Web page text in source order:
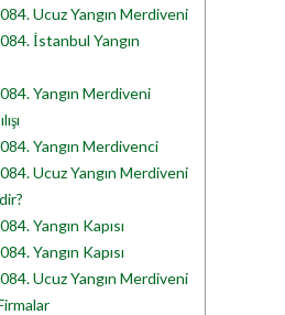
Ucuz Yangın Merdiveni
İstanbul Yangın
Yangın Merdiveni
Yangın Merdivenci
Ucuz Yangın Merdiveni
Yangın Kapısı
Yangın Kapısı
Ucuz Yangın Merdiveni